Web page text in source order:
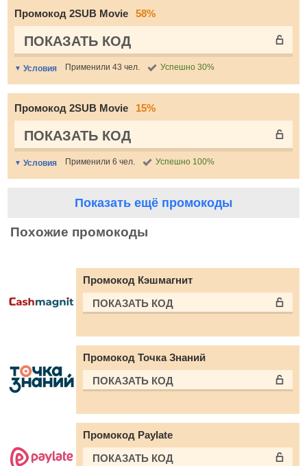
Промокод 2SUB Movie 58%
ПОКАЗАТЬ КОД
Условия Применили 43 чел. Успешно 30%
Промокод 2SUB Movie 15%
ПОКАЗАТЬ КОД
Условия Применили 6 чел. Успешно 100%
Показать ещё промокоды
Похожие промокоды
Промокод Кэшмагнит
ПОКАЗАТЬ КОД
Промокод Точка Знаний
ПОКАЗАТЬ КОД
Промокод Paylate
ПОКАЗАТЬ КОД